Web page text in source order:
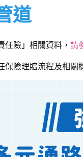
道
任險」相關資料， 請
保險理賠流程及相關